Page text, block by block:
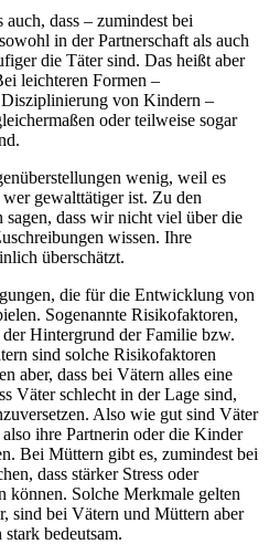
dass – zumindest bei
in der Partnerschaft als auch
die Täter sind. Das heißt aber
leichteren Formen –
von Kindern –
oder teilweise sogar
wenig, weil es
gewalttätiger ist. Zu den
dass wir nicht viel über die
wissen. Ihre
überschätzt.
die für die Entwicklung von
Sogenannte Risikofaktoren,
Hintergrund der Familie bzw.
sind solche Risikofaktoren
aber, dass bei Vätern alles eine
Väter schlecht in der Lage sind,
Also wie gut sind Väter
ihre Partnerin oder die Kinder
Bei Müttern gibt es, zumindest bei
dass stärker Stress oder
können. Solche Merkmale gelten
sind bei Vätern und Müttern aber
bedeutsam.